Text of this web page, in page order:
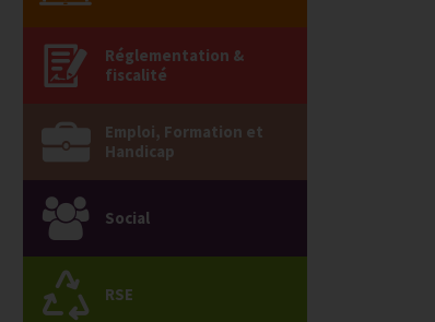
Réglementation &
fiscalité
Emploi, Formation et
Handicap
Social
RSE